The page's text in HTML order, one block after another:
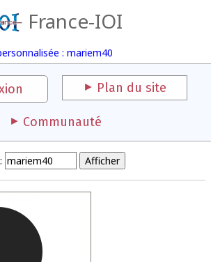
France-IOI
: mariem40
Plan du site
Communauté